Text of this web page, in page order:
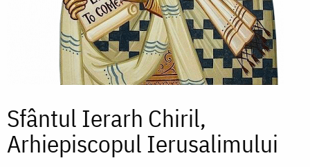
Sfântul Ierarh Chiril,
Arhiepiscopul Ierusalimului